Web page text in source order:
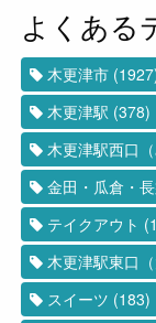
よくある
木更津市
木更津駅 (378)
木更津駅西口
金田・瓜倉・
テイクアウト
木更津駅東口
スイーツ (183)